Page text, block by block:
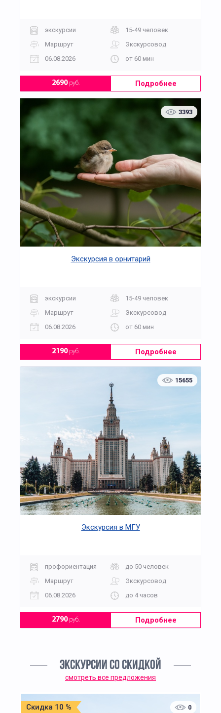
экскурсии
15-49 человек
Маршрут
Экскурсовод
06.08.2026
от 60 мин
2690руб. Подробнее
3393
Экскурсия в орнитарий
экскурсии
15-49 человек
Маршрут
Экскурсовод
06.08.2026
от 60 мин
2190руб. Подробнее
15655
Экскурсия в МГУ
профориентация
до 50 человек
Маршрут
Экскурсовод
06.08.2026
до 4 часов
2790руб. Подробнее
ЭКСКУРСИИ СО СКИДКОЙ
смотреть все предложения
Скидка 10 % 0